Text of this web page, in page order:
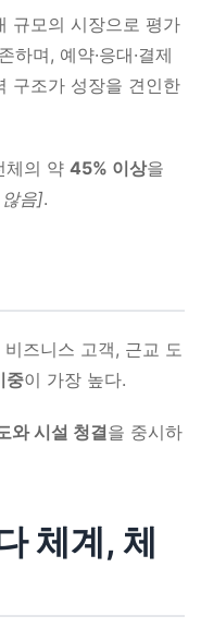
규모의 시장으로 평가
하며, 예약·응대·결제
구조가 성장을 견인한
체의 약 45% 이상을
음].
즈니스 고객, 근교 도
중이 가장 높다.
와 시설 청결을 중시하
체계, 체